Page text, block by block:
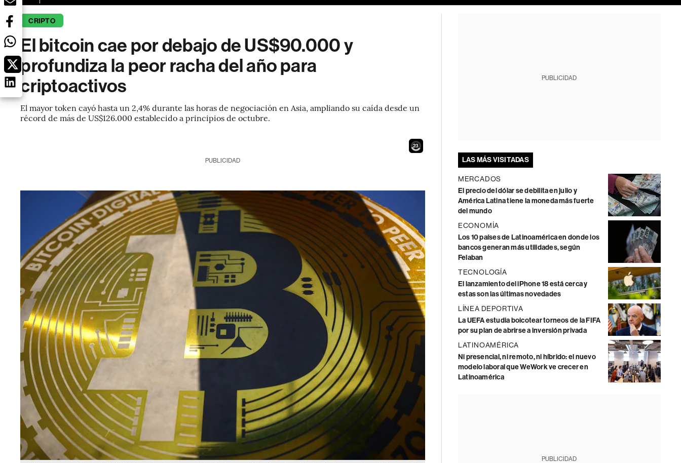
CRIPTO
El bitcoin cae por debajo de US$90.000 y
profundiza la peor racha del año para
criptoactivos
El mayor token cayó hasta un 2,4% durante las horas de negociación en Asia, ampliando su caída desde un
récord de más de US$126.000 establecido a principios de octubre.
21
PUBLICIDAD
PUBLICIDAD
LAS MÁS VISITADAS
MERCADOS
El precio del dólar se debilita en julio y
América Latina tiene la moneda más fuerte
del mundo
ECONOMÍA
Los 10 países de Latinoamérica en donde los
bancos generan más utilidades, según
Felaban
TECNOLOGÍA
El lanzamiento del iPhone 18 está cerca y
estas son las últimas novedades
LÍNEA DEPORTIVA
La UEFA estudia boicotear torneos de la FIFA
por su plan de abrirse a inversión privada
LATINOAMÉRICA
Ni presencial, ni remoto, ni híbrido: el nuevo
modelo laboral que WeWork ve crecer en
Latinoamérica
PUBLICIDAD